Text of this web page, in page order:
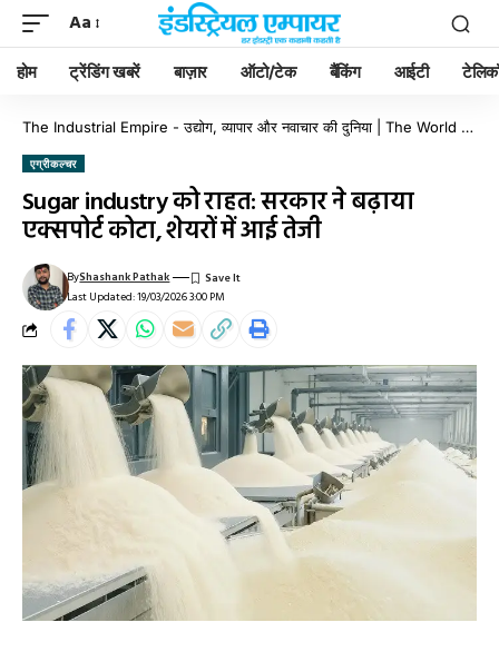
Aa
होम ट्रेंडिंग खबरें बाज़ार ऑटो/टेक बैंकिंग आईटी
The Industrial Empire - उद्योग, व्यापार और नवाचार की दुनिया | The World of Industry, Business & Innovation
एग्रीकल्चर
Sugar industry को राहत: सरकार ने बढ़ाया
एक्सपोर्ट कोटा, शेयरों में आई तेजी
Last Updated: 19/03/2026 3:00 PM
ByShashank Pathak